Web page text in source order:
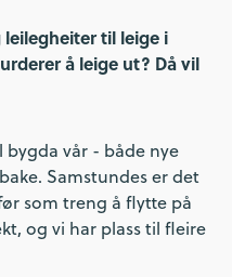
til leige i
å leige ut? Då vil
vår - både nye
Samstundes er det
som treng å flytte på
og vi har plass til fleire